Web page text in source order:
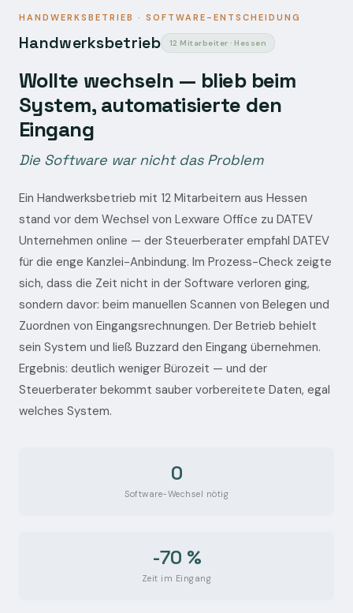
HANDWERKSBETRIEB · SOFTWARE-ENTSCHEIDUNG
Handwerksbetrieb 12 Mitarbeiter · Hessen
Wollte wechseln — blieb beim
System, automatisierte den
Eingang
Die Software war nicht das Problem
Ein Handwerksbetrieb mit 12 Mitarbeitern aus Hessen
stand vor dem Wechsel von Lexware Office zu DATEV
Unternehmen online — der Steuerberater empfahl DATEV
für die enge Kanzlei-Anbindung. Im Prozess-Check zeigte
sich, dass die Zeit nicht in der Software verloren ging,
sondern davor: beim manuellen Scannen von Belegen und
Zuordnen von Eingangsrechnungen. Der Betrieb behielt
sein System und ließ Buzzard den Eingang übernehmen.
Ergebnis: deutlich weniger Bürozeit — und der
Steuerberater bekommt sauber vorbereitete Daten, egal
welches System.
0
Software-Wechsel nötig
-70 %
Zeit im Eingang